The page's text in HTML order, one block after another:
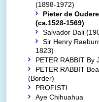
(1898-1972)
Pieter de
(ca.1528-1569)
Salvador Dali
Sir Henry
1823)
PETER RABBIT By
PETER RABBIT
(Border)
PROFISTI
Aye Chihuahua